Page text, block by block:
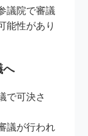
議院で審議
能性があり
へ
で可決さ
議が行われ